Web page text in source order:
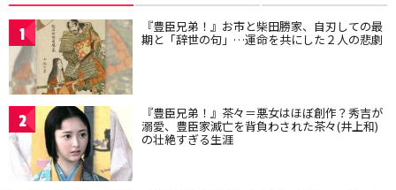
1 『豊臣兄弟！』お市と柴田勝家、自刃しての最
期と「辞世の句」…運命を共にした２人の悲劇
2 『豊臣兄弟！』茶々＝悪女はほぼ創作？秀吉が
溺愛、豊臣家滅亡を背負わされた茶々(井上和)
の壮絶すぎる生涯